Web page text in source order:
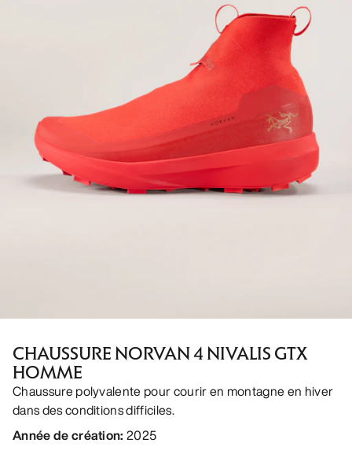
CHAUSSURE NORVAN 4 NIVALIS GTX
HOMME
Chaussure polyvalente pour courir en montagne en hiver
dans des conditions difficiles.
Année de création: 2025